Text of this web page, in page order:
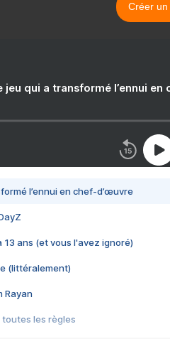
Créer un
jeu qui a transformé l’ennui en
l’ennui en chef-d’œuvre
13 ans (et vous l'avez ignoré)
(littéralement)
Rayan
toutes les règles